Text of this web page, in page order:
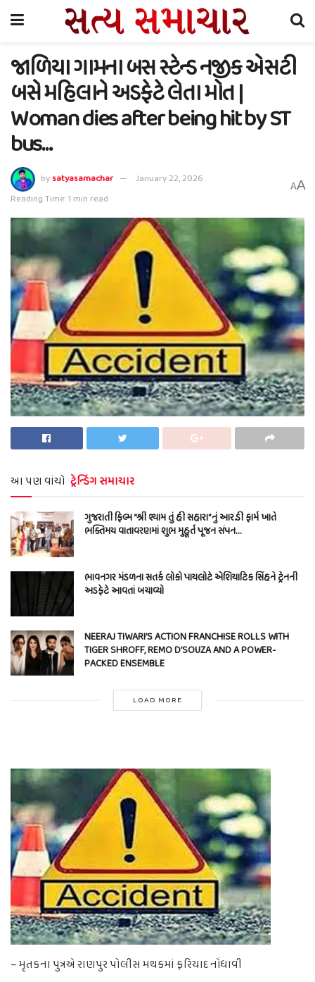
જાળિયા ગામના બસ સ્ટેન્ડ નજીક એસટી
બસે મહિલાને અડફેટે લેતા મોત |
Woman dies after being hit by ST
bus…
bysatyasamachar
January 22, 2026
Reading Time: 1 min read
AA
આ પણ વાંચો ટ્રેન્ડિંગ સમાચાર
ગુજરાતી ફિલ્મ “શ્રી શ્યામ તું હી સહારા”નું આર.ડી ફાર્મ ખાતે
ભક્તિમય વાતાવરણમાં શુભ મુહૂર્ત પૂજન સંપન…
ભાવનગર મંડળના સતર્ક લોકો પાયલોટે એશિયાટિક સિંહને ટ્રેનની
અડફેટે આવતાં બચાવ્યો
NEERAJ TIWARI’S ACTION FRANCHISE ROLLS WITH
TIGER SHROFF, REMO D’SOUZA AND A POWER-
PACKED ENSEMBLE
LOAD MORE
– મૃતકના પુત્રએ રાણપુર પોલીસ મથકમાં ફરિયાદ નોંધાવી